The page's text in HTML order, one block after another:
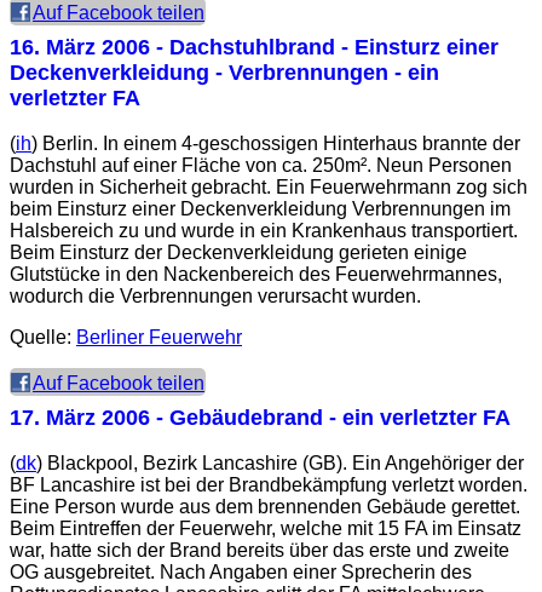
Auf Facebook teilen
16. März 2006 - Dachstuhlbrand - Einsturz einer
Deckenverkleidung - Verbrennungen - ein
verletzter FA
(ih) Berlin. In einem 4-geschossigen Hinterhaus brannte der
Dachstuhl auf einer Fläche von ca. 250m². Neun Personen
wurden in Sicherheit gebracht. Ein Feuerwehrmann zog sich
beim Einsturz einer Deckenverkleidung Verbrennungen im
Halsbereich zu und wurde in ein Krankenhaus transportiert.
Beim Einsturz der Deckenverkleidung gerieten einige
Glutstücke in den Nackenbereich des Feuerwehrmannes,
wodurch die Verbrennungen verursacht wurden.
Quelle: Berliner Feuerwehr
Auf Facebook teilen
17. März 2006 - Gebäudebrand - ein verletzter FA
(dk) Blackpool, Bezirk Lancashire (GB). Ein Angehöriger der
BF Lancashire ist bei der Brandbekämpfung verletzt worden.
Eine Person wurde aus dem brennenden Gebäude gerettet.
Beim Eintreffen der Feuerwehr, welche mit 15 FA im Einsatz
war, hatte sich der Brand bereits über das erste und zweite
OG ausgebreitet. Nach Angaben einer Sprecherin des